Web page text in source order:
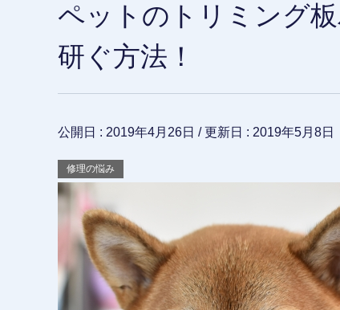
ペットのトリミング
研ぐ方法！
公開日 : 2019年4月26日 / 更新日 : 2019年5月8日
修理の悩み